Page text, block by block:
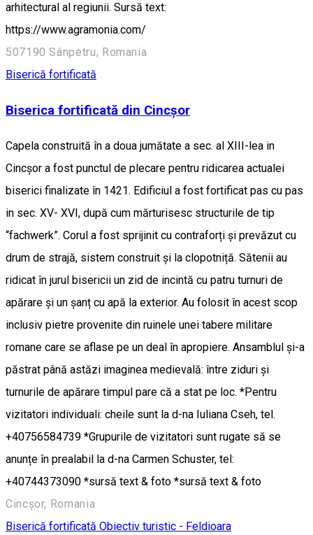
arhitectural al regiunii. Sursă text:
https://www.agramonia.com/
507190 Sânpetru, Romania
Biserică fortificată
Biserica fortificată din Cincșor
Capela construită în a doua jumătate a sec. al XIII-lea in
Cincșor a fost punctul de plecare pentru ridicarea actualei
biserici finalizate în 1421. Edificiul a fost fortificat pas cu pas
in sec. XV- XVI, după cum mărturisesc structurile de tip
“fachwerk”. Corul a fost sprijinit cu contraforți și prevăzut cu
drum de strajă, sistem construit și la clopotniță. Sătenii au
ridicat în jurul bisericii un zid de incintă cu patru turnuri de
apărare și un șanț cu apă la exterior. Au folosit în acest scop
inclusiv pietre provenite din ruinele unei tabere militare
romane care se aflase pe un deal în apropiere. Ansamblul şi-a
păstrat până astăzi imaginea medievală: între ziduri şi
turnurile de apărare timpul pare că a stat pe loc. *Pentru
vizitatori individuali: cheile sunt la d-na Iuliana Cseh, tel.
+40756584739 *Grupurile de vizitatori sunt rugate să se
anunțe în prealabil la d-na Carmen Schuster, tel:
+40744373090 *sursă text & foto *sursă text & foto
Cincșor, Romania
Biserică fortificată Obiectiv turistic - Feldioara